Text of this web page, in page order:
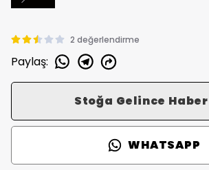
2 değerlendirme
Paylaş:
Stoğa Gelince
WHATSAPP